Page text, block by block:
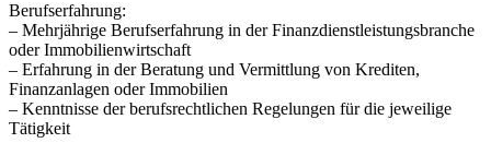
Berufserfahrung:
– Mehrjährige Berufserfahrung in der Finanzdienstleistungsbranche
oder Immobilienwirtschaft
– Erfahrung in der Beratung und Vermittlung von Krediten,
Finanzanlagen oder Immobilien
– Kenntnisse der berufsrechtlichen Regelungen für die jeweilige
Tätigkeit